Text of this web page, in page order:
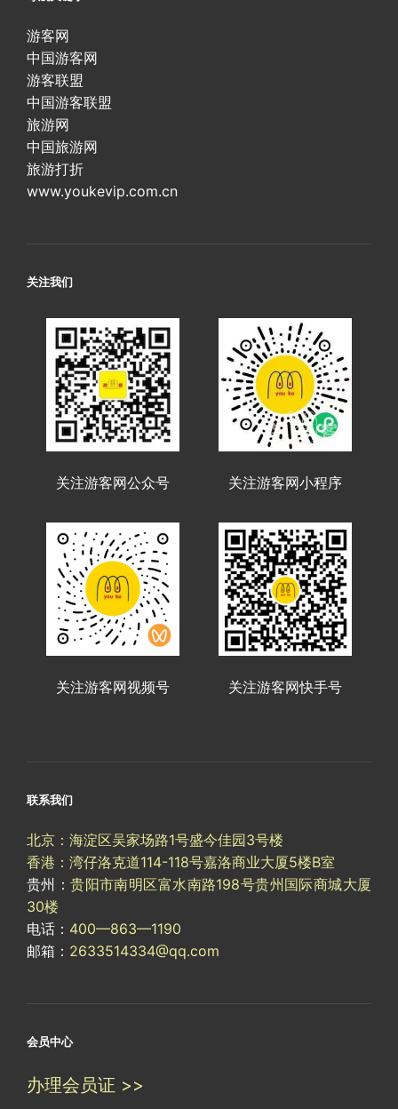
游客网
中国游客网
游客联盟
中国游客联盟
旅游网
中国旅游网
旅游打折
www.youkevip.com.cn
关注我们
关注游客网公众号 关注游客网小程序
关注游客网视频号 关注游客网快手号
联系我们
北京：海淀区吴家场路1号盛今佳园3号楼
香港：湾仔洛克道114-118号嘉洛商业大厦5楼B室
贵州：贵阳市南明区富水南路198号贵州国际商城大厦
30楼
电话： 400—863—1190
邮箱： 2633514334@qq.com
会员中心
办理会员证 >>